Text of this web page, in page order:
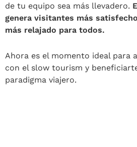
de tu equipo sea más llevadero.
genera visitantes más
más relajado para todos.
Ahora es el momento ideal para
con el slow tourism y
paradigma viajero.